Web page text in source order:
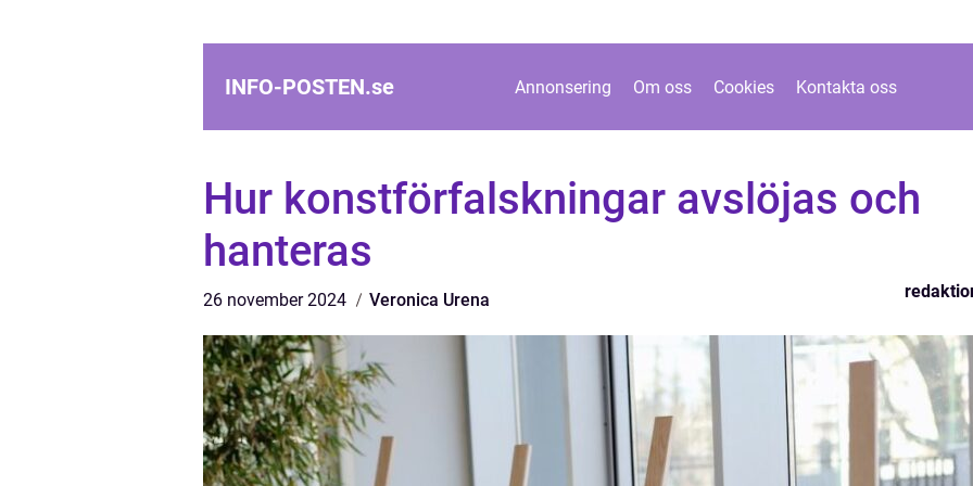
INFO-POSTEN.se Annonsering Om oss Cookies Kontakta oss
Hur konstförfalskningar avslöjas och
hanteras
26 november 2024 Veronica Urena